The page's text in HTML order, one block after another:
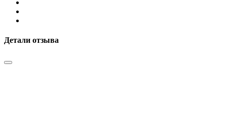
Детали отзыва